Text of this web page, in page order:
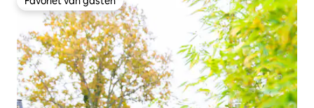
Favoriet van gasten